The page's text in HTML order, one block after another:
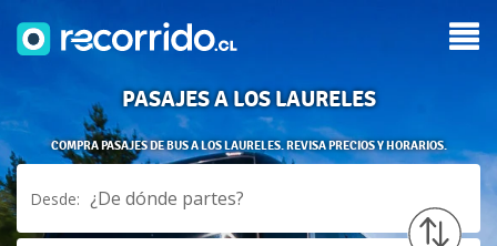
PASAJES A LOS LAURELES
COMPRA PASAJES DE BUS A LOS LAURELES. REVISA PRECIOS Y HORARIOS.
Desde: ¿De dónde partes?